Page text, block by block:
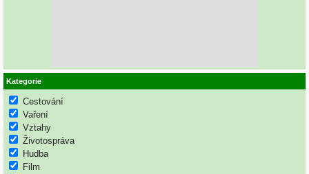
Kategorie
Cestování
Vaření
Vztahy
Životospráva
Hudba
Film